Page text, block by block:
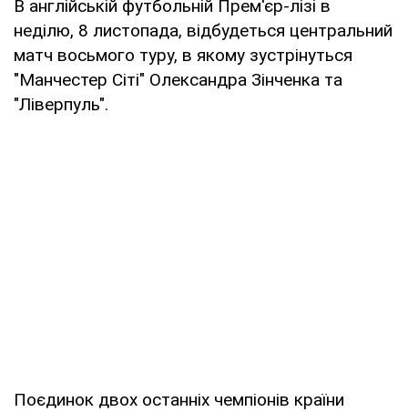
В англійській футбольній Прем'єр-лізі в
неділю, 8 листопада, відбудеться центральний
матч восьмого туру, в якому зустрінуться
"Манчестер Сіті" Олександра Зінченка та
"Ліверпуль".
Поєдинок двох останніх чемпіонів країни